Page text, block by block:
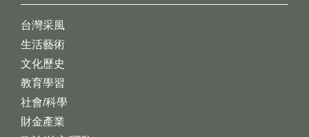
台灣采風
生活藝術
文化歷史
教育學習
社會/科學
財金產業